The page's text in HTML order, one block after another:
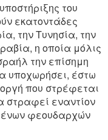
του
εκατοντάδες
την Τυνησία, την
η οποία μόλις
την επίσημη
υποχωρήσει, έστω
που στρέφεται
στραφεί εναντίον
φεουδαρχών